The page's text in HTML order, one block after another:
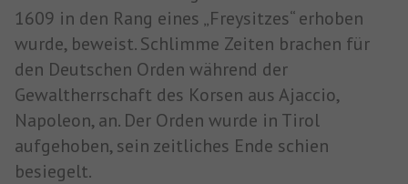
1609 in den Rang eines „Freysitzes“ erhoben
wurde, beweist. Schlimme Zeiten brachen für
den Deutschen Orden während der
Gewaltherrschaft des Korsen aus Ajaccio,
Napoleon, an. Der Orden wurde in Tirol
aufgehoben, sein zeitliches Ende schien
besiegelt.